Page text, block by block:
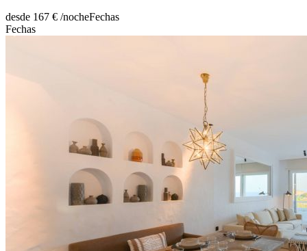
desde 167 € /nocheFechas
Fechas